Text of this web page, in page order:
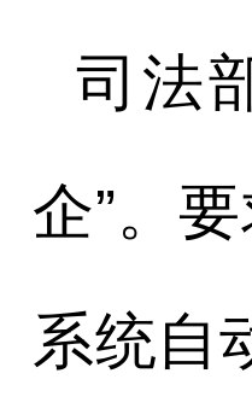
司法
企”。
系统自